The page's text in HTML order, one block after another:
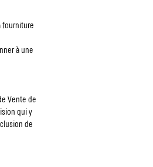
fourniture
à une
Vente de
qui y
de